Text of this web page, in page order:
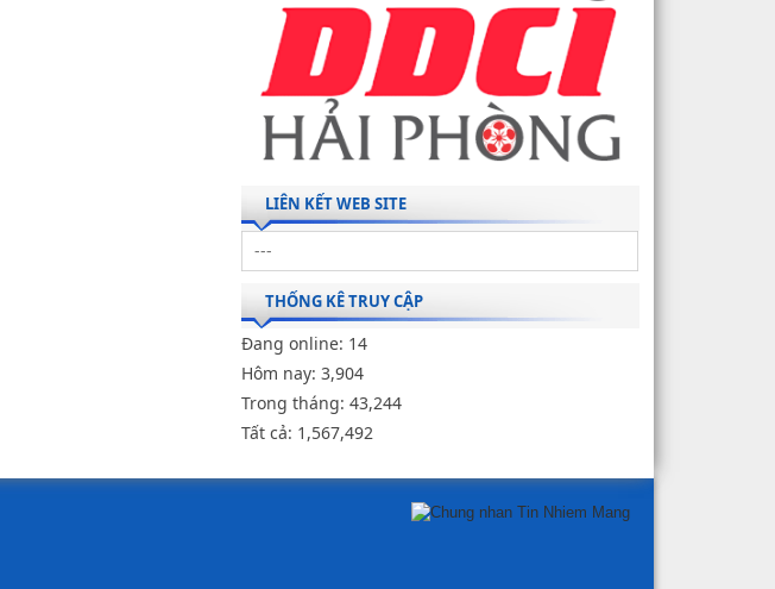
LIÊN KẾT WEB SITE
THỐNG KÊ TRUY CẬP
Đang online: 14
Hôm nay: 3,904
Trong tháng: 43,244
Tất cả: 1,567,492